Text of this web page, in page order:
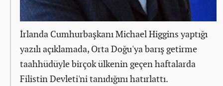
İrlanda Cumhurbaşkanı Michael Higgins yaptığı
yazılı açıklamada, Orta Doğu'ya barış getirme
taahhüdüyle birçok ülkenin geçen haftalarda
Filistin Devleti'ni tanıdığını hatırlattı.